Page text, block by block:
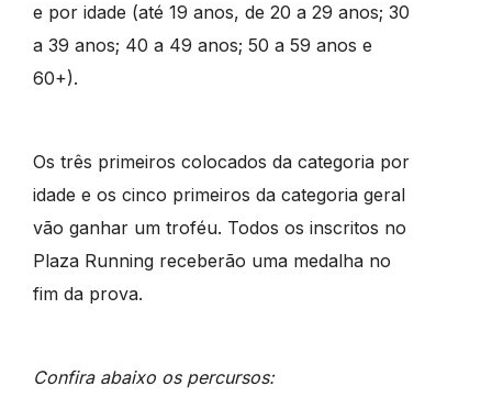
e por idade (até 19 anos, de 20 a 29 anos; 30
a 39 anos; 40 a 49 anos; 50 a 59 anos e
60+).
Os três primeiros colocados da categoria por
idade e os cinco primeiros da categoria geral
vão ganhar um troféu. Todos os inscritos no
Plaza Running receberão uma medalha no
fim da prova.
Confira abaixo os percursos: